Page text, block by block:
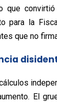
que
para la
que no
El